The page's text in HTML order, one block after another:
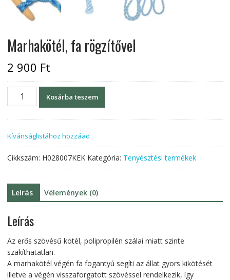
Marhakötél, fa rögzítővel
2 900 Ft
Marhakötél,
Kosárba teszem
Kívánságlistához hozzáad
Cikkszám: H028007KEK Kategória: Tenyésztési termékek
Leírás Vélemények (0)
Leírás
Az erős szövésű kötél, polipropilén szálai miatt szinte
szakíthatatlan.
A marhakötél végén fa fogantyú segíti az állat gyors kikötését
illetve a végén visszaforgatott szövéssel rendelkezik, így